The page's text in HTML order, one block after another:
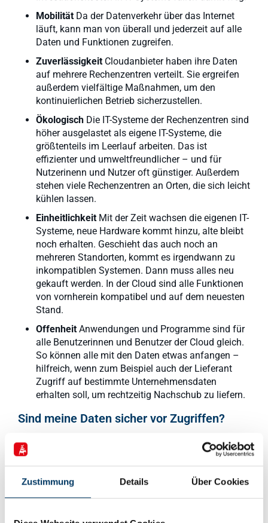
Zustimmung Details Über Cookies
Mobilität Da der Datenverkehr über das Internet
läuft, kann man von überall und jederzeit auf alle
Daten und Funktionen zugreifen.
Zuverlässigkeit Cloudanbieter haben ihre Daten
auf mehrere Rechenzentren verteilt. Sie ergreifen
außerdem vielfältige Maßnahmen, um den
kontinuierlichen Betrieb sicherzustellen.
Ökologisch Die IT-Systeme der Rechenzentren sind
höher ausgelastet als eigene IT-Systeme, die
größtenteils im Leerlauf arbeiten. Das ist
effizienter und umweltfreundlicher – und für
Nutzerinenn und Nutzer oft günstiger. Außerdem
stehen viele Rechenzentren an Orten, die sich leicht
kühlen lassen.
Einheitlichkeit Mit der Zeit wachsen die eigenen IT-
Systeme, neue Hardware kommt hinzu, alte bleibt
noch erhalten. Geschieht das auch noch an
mehreren Standorten, kommt es irgendwann zu
inkompatiblen Systemen. Dann muss alles neu
gekauft werden. In der Cloud sind alle Funktionen
von vornherein kompatibel und auf dem neuesten
Stand.
OffenheitAnwendungen und Programme sind für
alle Benutzerinnen und Benutzer der Cloud gleich.
So können alle mit den Daten etwas anfangen –
hilfreich, wenn zum Beispiel auch der Lieferant
Zugriff auf bestimmte Unternehmensdaten
erhalten soll, um rechtzeitig Nachschub zu liefern.
Sind meine Daten sicher vor Zugriffen?
Ja und nein. Generell gilt: Daten sind niemals
hundertprozentig sicher vor Zugriffen. Mehr noch: Der
Großteil des Datenklaus und der Cyberattacken kommt
aus dem eigenen Unternehmen, beziehungsweise aus
dem direkten Umfeld, so eine Umfrage der bitkom,
2016. In der Cloud sind Daten vor Zugriffen von außen
Sicherheitsmaßnahmen gut geschützt.